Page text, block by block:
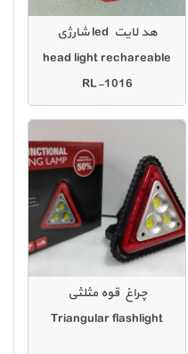
هد لایت led شارژی
head light rechareable
RL-1016
چراغ قوه مثلثی
Triangular flashlight